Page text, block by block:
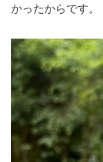
かったからです。